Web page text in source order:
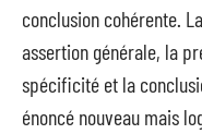
conclusion cohérente.
assertion générale, la
spécificité et la
énoncé nouveau mais